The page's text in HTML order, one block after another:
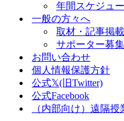
年間スケジュ
一般の方々へ
取材・記事掲載
サポーター募集
お問い合わせ
個人情報保護方針
公式𝕏(旧Twitter)
公式Facebook
（内部向け）遠隔